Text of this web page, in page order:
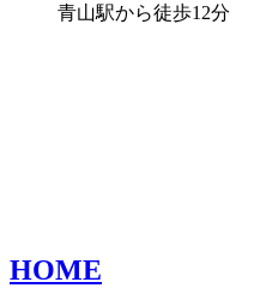
青山駅から徒歩12分
HOME